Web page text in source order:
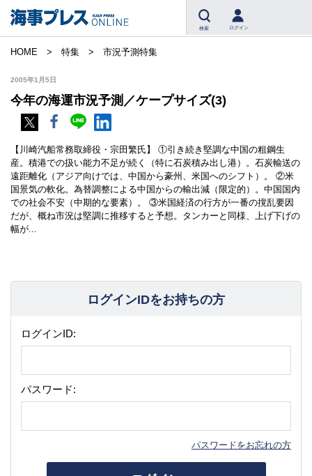
検索 ログイン
HOME 特集 市況予測特集
2005年1月5日
今年の海運市況予測／ケープサイズ(3)
【川崎汽船常務取締役・宗田繁氏】 ①引き続き堅調な中国の粗鋼生
産。積港での扱い能力不足が続く（特に石炭積み出し港）。石炭輸送の
遠距離化（アジア向けでは、中国から豪州、米国へのシフト）。 ②米
国景気の軟化。為替調整による中国からの輸出減（限定的）。中国国内
での社会不安（中期的な要素）。 ③米国経済の行方が一番の撹乱要因
だが、概ね市況は堅調に推移すると予想。タンカーと同様、上げ下げの
幅が...
ログインIDをお持ちの方
ログインID:
パスワード:
パスワードをお忘れの方